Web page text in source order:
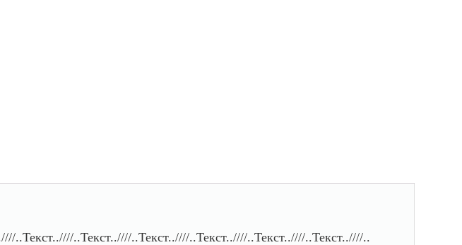
..Текст..////..Текст..////..Текст..////..Текст..////..Текст..////..Текст..////..